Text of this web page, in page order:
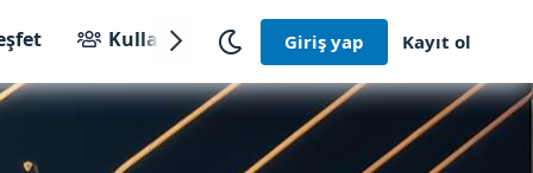
Kullanıcılar Giriş yap Kayıt ol